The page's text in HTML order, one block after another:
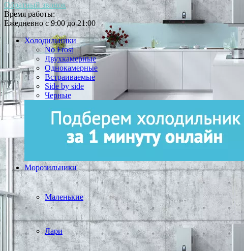
Обратный звонок
Время работы:
Ежедневно с 9:00 до 21:00
Холодильники
No Frost
Двухкамерные
Однокамерные
Встраиваемые
Side by side
Черные
Морозильники
Маленькие
Лари